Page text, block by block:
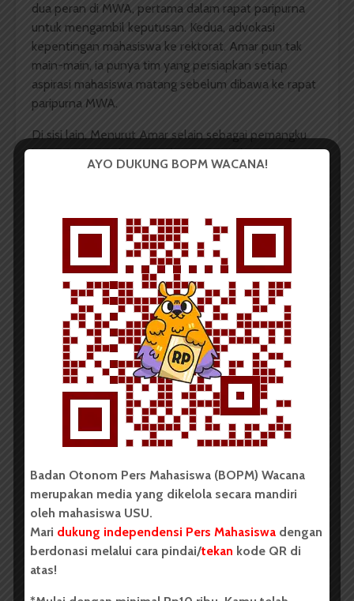
dua peran di MWA, pertama dalam rapat paripurna
untuk mengambil keputusan. Kedua, advokasi
kepentingan mahasiswa ke rektorat. Amar pun tak
main-main, ia punya tim yang persiapkan setiap
aspirasi mahasiswa matang sebelum dibawa ke rapat
paripurna MWA.
Di sisi lain, Menurut Amar selain sebagai pemangku
kepentingan terbesar, mahasiswa juga berperan
dalam penetapan kebijakan kampus. Karena, MWA
perlulah anggota MWA lain blusukan,” tambahnya.
Amar menilai kondisi USU saat ini sebagai keadaan
yang tak biasa. Yang mengkhawatirkan adalah jika
mahasiswa tak sadar bahwa ini adalah masalah. “Yang
sekarang jangan diam, setidaknya ada yang
diwariskan ke generasi selanjutnya,” tegasnya.
Namun, Amar optimis tetap ada jalan untuk
memperjuangkan unsur mahasiswa di MWA. Pertama,
buat kajian perlu tidaknya mahasiswa di MWA.
Meliputi kajian yuridis, historis, antropologis, dan
sosiologis. Lalu, sosialisasi ke publik tentang keadaan
tentang ini. Selanjutnya, sampaikan aspirasi
mahasiswa berdasarkan kajian sebelumnya ke
rektorat. “Terakhir, PP tentang statuta bisa digugat ke
Mahkamah Agung untuk dibatalkan pada poin tidak
adanya wakil mahasiswa sebagai unsur anggota
MWA.”
AYO DUKUNG BOPM WACANA!
Badan Otonom Pers Mahasiswa (BOPM) Wacana
merupakan media yang dikelola secara mandiri
oleh mahasiswa USU.
Mari dukung independensi Pers Mahasiswa dengan
berdonasi melalui cara pindai/tekan kode QR di
atas!